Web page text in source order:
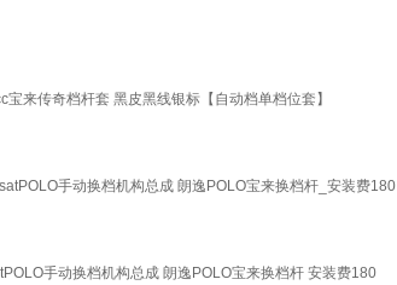
来传奇档杆套 黑皮黑线银标【自动档单档位套】
手动换档机构总成 朗逸POLO宝来换档杆_安装费180
手动换档机构总成 朗逸POLO宝来换档杆 安装费180